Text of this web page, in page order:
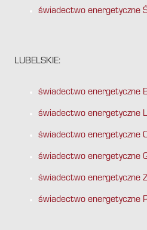
świadectwo energetyczne
LUBELSKIE:
świadectwo energetyczne
świadectwo energetyczne
świadectwo energetyczne
świadectwo energetyczne
świadectwo energetyczne
świadectwo energetyczne